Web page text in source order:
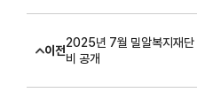
이전
2025년 7월 밀알복지재단
비 공개